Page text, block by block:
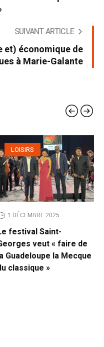
SUIVANT ARTICLE
économique de
à Marie-Galante
LOISIRS
1 DÉCEMBRE 2025
festival Saint-
veut « faire de
Guadeloupe la Mecque
classique »